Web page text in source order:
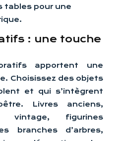
tables pour une
: une touche
apportent une
Choisissez des objets
et qui s’intègrent
Livres anciens,
vintage, figurines
branches d’arbres,